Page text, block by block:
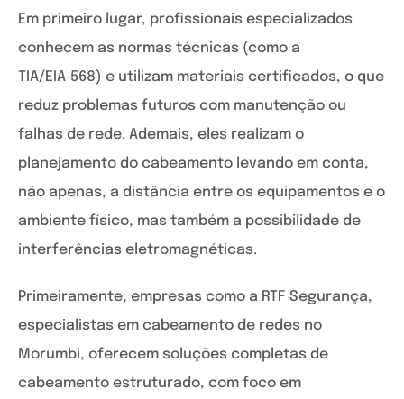
Em primeiro lugar, profissionais especializados
conhecem as normas técnicas (como a
TIA/EIA‑568) e utilizam materiais certificados, o que
reduz problemas futuros com manutenção ou
falhas de rede. Ademais, eles realizam o
planejamento do cabeamento levando em conta,
não apenas, a distância entre os equipamentos e o
ambiente físico, mas também a possibilidade de
interferências eletromagnéticas.
Primeiramente, empresas como a RTF Segurança,
especialistas em cabeamento de redes no
Morumbi, oferecem soluções completas de
cabeamento estruturado, com foco em